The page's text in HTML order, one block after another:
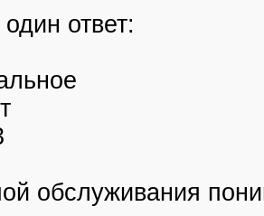
ответ:
обслуживания